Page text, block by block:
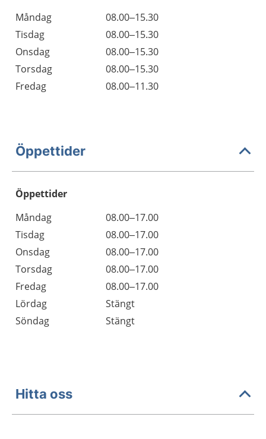
Måndag
08.00–15.30
Tisdag
08.00–15.30
Onsdag
08.00–15.30
Torsdag
08.00–15.30
Fredag
08.00–11.30
Öppettider
Öppettider
Dag
Öppettider
Kommentarer
Måndag
08.00–17.00
Tisdag
08.00–17.00
Onsdag
08.00–17.00
Torsdag
08.00–17.00
Fredag
08.00–17.00
Lördag
Stängt
Söndag
Stängt
Hitta oss